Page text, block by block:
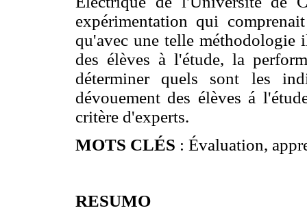
expérimentation qui
qu'avec une telle méthodologie
des élèves à l'étude, la
déterminer quels sont les
dévouement des élèves á
critère d'experts.
MOTS CLÉS : Évaluation,
RESUMO